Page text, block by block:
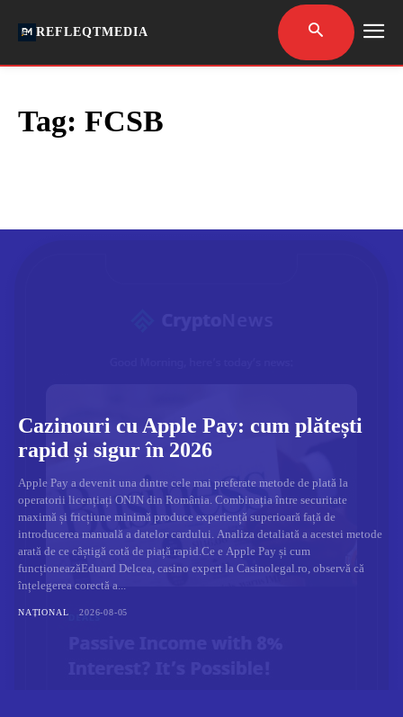
REFLEQTMEDIA
Tag: FCSB
Cazinouri cu Apple Pay: cum plătești
rapid și sigur în 2026
Apple Pay a devenit una dintre cele mai preferate metode de plată la
operatorii licențiați ONJN din România. Combinația între securitate
maximă și fricțiune minimă produce experiență superioară față de
introducerea manuală a datelor cardului. Analiza detaliată a acestei metode
arată de ce câștigă cotă de piață rapid.Ce e Apple Pay și cum
funcționeazăEduard Delcea, casino expert la Casinolegal.ro, observă că
înțelegerea corectă a...
NAȚIONAL 2026-08-05